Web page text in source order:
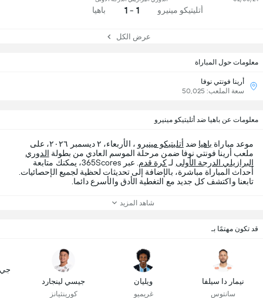
معلومات حول المباراة
أرينا فونتي نوفا
سعة الملعب: 50,025
أتليتيكو مينيرو 1 - 1 باهيا
عرض الكل
معلومات عن باهيا ضد أتليتيكو مينيرو
موعد مباراة باهيا ضد أتليتيكو مينيرو
، الأربعاء، ٢ ديسمبر ٢٠٢٦، على
ملعب أرينا فونتي نوفا ضمن مرحلة الموسم العادي من بطولة الدوري
البرازيلي الدرجة الأولى لـكرة قدم
. عبر 365Scores، يمكنك متابعة
أحداث المباراة مباشرة، بالإضافة إلى تحديثات لحظية لجميع الإحصائيات.
تابعنا واكتشف كل جديد مع التغطية الأدق والأسرع دائما.
شاهد المزيد
قد تكون مهتمًا بـ
نيمار دا سيلفا
سانتوس
ويليان
غريميو
جيسي لينجارد
كورينثيانز